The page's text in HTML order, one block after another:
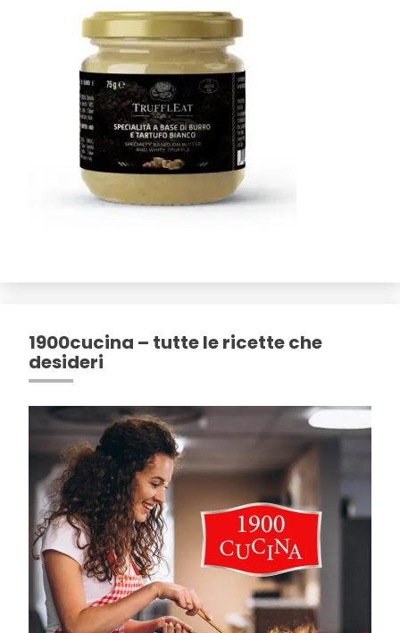
1900cucina – tutte le ricette che
desideri